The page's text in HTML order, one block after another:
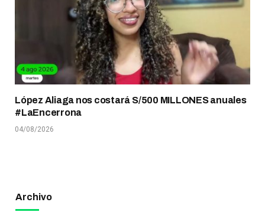
López Aliaga nos costará S/500 MILLONES anuales
#LaEncerrona
04/08/2026
Archivo